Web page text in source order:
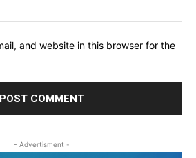
and website in this browser for the
- Advertisment -